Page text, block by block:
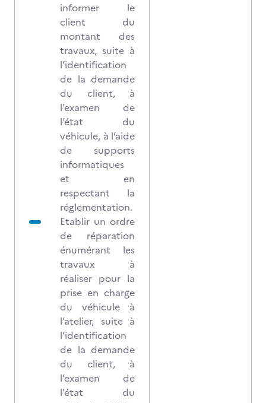
informer le
client du
montant des
travaux, suite à
l’identification
de la demande
du client, à
l’examen de
l’état du
véhicule, à l’aide
de supports
informatiques
et en
respectant la
réglementation.
Etablir un ordre
de réparation
énumérant les
travaux à
réaliser pour la
prise en charge
du véhicule à
l’atelier, suite à
l’identification
de la demande
du client, à
l’examen de
l’état du